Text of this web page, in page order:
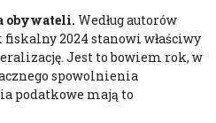
obywateli. Według autorów
2024 stanowi właściwy
Jest to bowiem rok, w
spowolnienia
podatkowe mają to